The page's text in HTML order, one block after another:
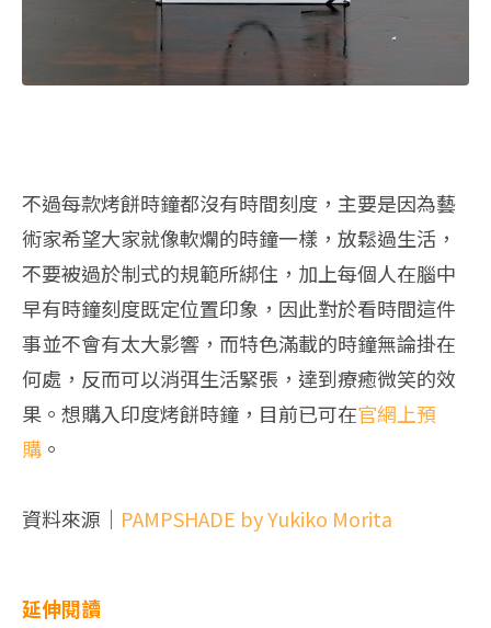
不過每款烤餅時鐘都沒有時間刻度，主要是因為藝
術家希望大家就像軟爛的時鐘一樣，放鬆過生活，
不要被過於制式的規範所綁住，加上每個人在腦中
早有時鐘刻度既定位置印象，因此對於看時間這件
事並不會有太大影響，而特色滿載的時鐘無論掛在
何處，反而可以消弭生活緊張，達到療癒微笑的效
果。想購入印度烤餅時鐘，目前已可在官網上預
購 。
資料來源｜ PAMPSHADE by Yukiko Morita
延伸閱讀